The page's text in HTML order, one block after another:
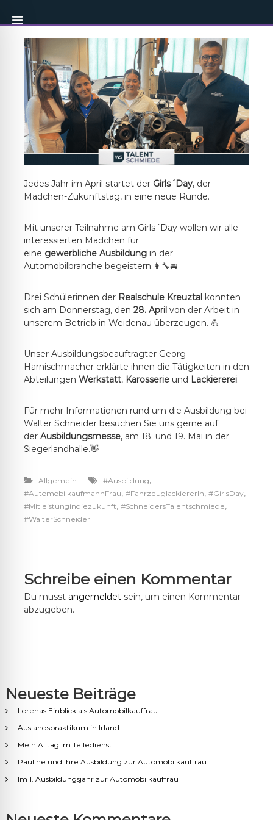
Jedes Jahr im April startet derGirls´Day, der
Mädchen-Zukunftstag, in eine neue Runde.
Mit unserer Teilnahme am Girls´Day wollen wir alle
interessierten Mädchen für
eine gewerbliche Ausbildung in der
Automobilbranche begeistern.👩‍🔧🚘
Drei Schülerinnen der Realschule Kreuztalkonnten
sich am Donnerstag, den 28. Aprilvon der Arbeit in
unserem Betrieb in Weidenau überzeugen. 💪
Unser Ausbildungsbeauftragter Georg
Harnischmacher erklärte ihnen die Tätigkeiten in den
Abteilungen Werkstatt, Karosserieund Lackiererei.
Für mehr Informationen rund um die Ausbildung bei
Walter Schneider besuchen Sie uns gerne auf
der Ausbildungsmesse, am 18. und 19. Mai in der
Siegerlandhalle.👋
Allgemein #Ausbildung,
#AutomobilkaufmannFrau, #FahrzeuglackiererIn, #GirlsDay,
#Mitleistungindiezukunft, #SchneidersTalentschmiede,
#WalterSchneider
Schreibe einen Kommentar
Du musst angemeldetsein, um einen Kommentar
abzugeben.
Neueste Beiträge
Lorenas Einblick als Automobilkauffrau
Auslandspraktikum in Irland
Mein Alltag im Teiledienst
Pauline und Ihre Ausbildung zur Automobilkauffrau
Im 1. Ausbildungsjahr zur Automobilkauffrau